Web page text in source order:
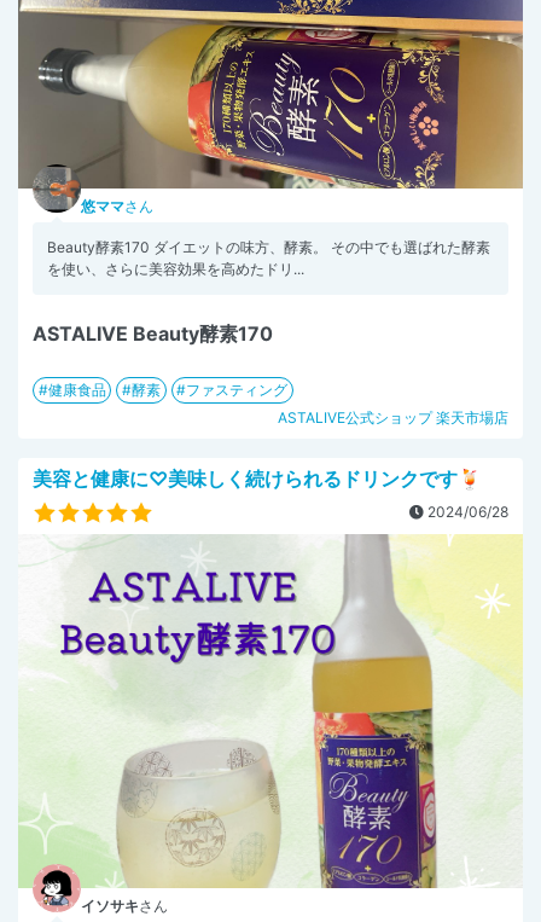
悠ママさん
Beauty酵素170 ダイエットの味方、酵素。 その中でも選ばれた酵素
を使い、さらに美容効果を高めたドリ...
ASTALIVE Beauty酵素170
健康食品 酵素
ファスティング
ASTALIVE公式ショップ 楽天市場店
美容と健康に♡美味しく続けられるドリンクです🍹
2024/06/28
イソサキさん